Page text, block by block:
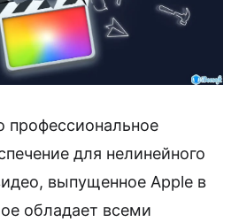
профессиональное
для нелинейного
выпущенное Apple в
обладает всеми